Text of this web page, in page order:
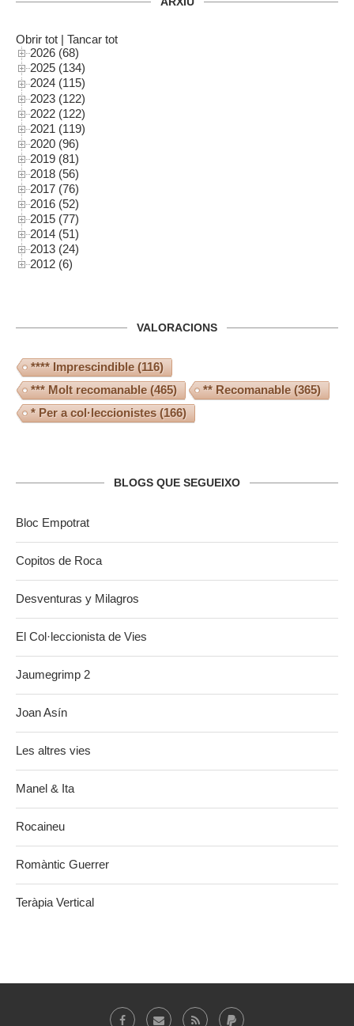
Obrir tot | Tancar tot
2026 (68)
2025 (134)
2024 (115)
2023 (122)
2022 (122)
2021 (119)
2020 (96)
2019 (81)
2018 (56)
2017 (76)
2016 (52)
2015 (77)
2014 (51)
2013 (24)
2012 (6)
VALORACIONS
**** Imprescindible(116)
*** Molt recomanable(465) ** Recomanable(365)
* Per a col·leccionistes (166)
BLOGS QUE SEGUEIXO
Bloc Empotrat
Copitos de Roca
Desventuras y Milagros
El Col·leccionista de Vies
Jaumegrimp 2
Joan Asín
Les altres vies
Manel & Ita
Rocaineu
Romàntic Guerrer
Teràpia Vertical